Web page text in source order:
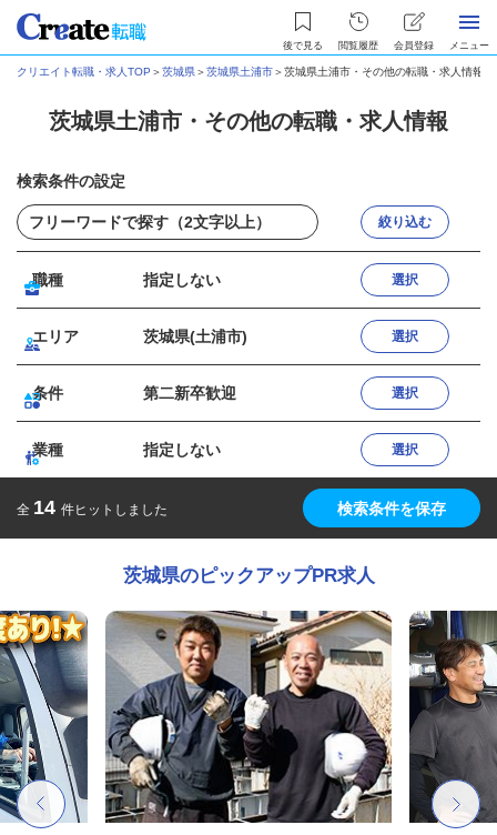
後で見る 閲覧履歴 会員登録 メニュー
クリエイト転職・求人TOP ＞茨城県＞茨城県土浦市＞茨城県土浦市・その他の転職・求人情報
茨城県土浦市・その他の転職・求人情報
検索条件の設定
絞り込む
職種 指定しない 選択
エリア 茨城県(土浦市) 選択
条件 第二新卒歓迎 選択
業種 指定しない 選択
全 14 件ヒットしました 検索条件を保存
茨城県のピックアップPR求人